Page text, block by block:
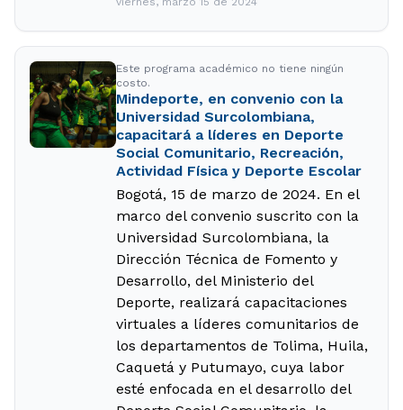
Este programa académico no tiene ningún
costo.
Mindeporte, en convenio con la
Universidad Surcolombiana,
capacitará a líderes en Deporte
Social Comunitario, Recreación,
Actividad Física y Deporte Escolar
Bogotá, 15 de marzo de 2024. En el
marco del convenio suscrito con la
Universidad Surcolombiana, la
Dirección Técnica de Fomento y
Desarrollo, del Ministerio del
Deporte, realizará capacitaciones
virtuales a líderes comunitarios de
los departamentos de Tolima, Huila,
Caquetá y Putumayo, cuya labor
esté enfocada en el desarrollo del